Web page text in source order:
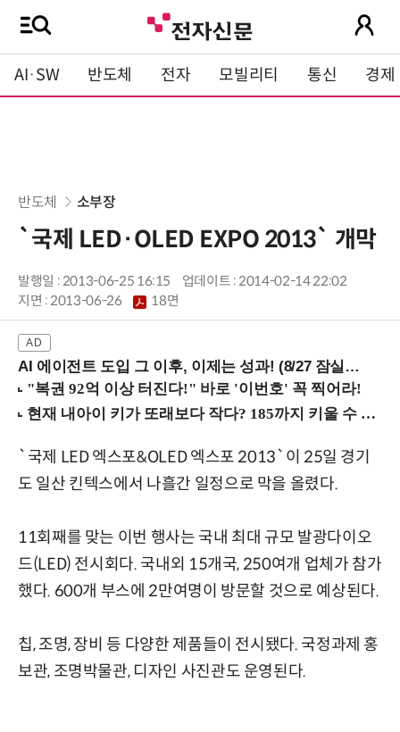
AI·SW 반도체 전자 모빌리티 통신 경제
반도체 소부장
`국제 LED·OLED EXPO 2013` 개막
발행일 : 2013-06-25 16:15
업데이트 : 2014-02-14 22:02
지면 :2013-06-26 18면
AI 에이전트 도입 그 이후, 이제는 성과! (8/27 잠실역)
`국제 LED 엑스포&OLED 엑스포 2013`이 25일 경기
도 일산 킨텍스에서 나흘간 일정으로 막을 올렸다.
11회째를 맞는 이번 행사는 국내 최대 규모 발광다이오
드(LED) 전시회다. 국내외 15개국, 250여개 업체가 참가
했다. 600개 부스에 2만여명이 방문할 것으로 예상된다.
칩, 조명, 장비 등 다양한 제품들이 전시됐다. 국정과제 홍
보관, 조명박물관, 디자인 사진관도 운영된다.